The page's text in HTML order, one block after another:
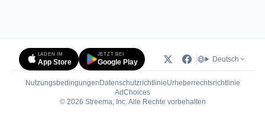
LADEN IM
App Store
JETZT BEI
Google Play Deutsch
Nutzungsbedingungen DatenschutzrichtlinieUrheberrechtsrichtlinie
AdChoices(öffnet in neuem Tab)
© 2026 Streema, Inc. Alle Rechte vorbehalten